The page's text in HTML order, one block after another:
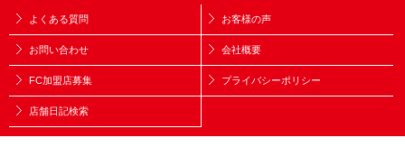
よくある質問
お問い合わせ
FC加盟店募集
店舗日記検索
お客様の声
会社概要
プライバシーポリシー